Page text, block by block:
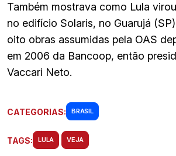
Também mostrava como Lula
no edifício Solaris, no Guarujá
oito obras assumidas pela OAS
em 2006 da Bancoop, então
Vaccari Neto.
CATEGORIAS: BRASIL
TAGS: LULA VEJA